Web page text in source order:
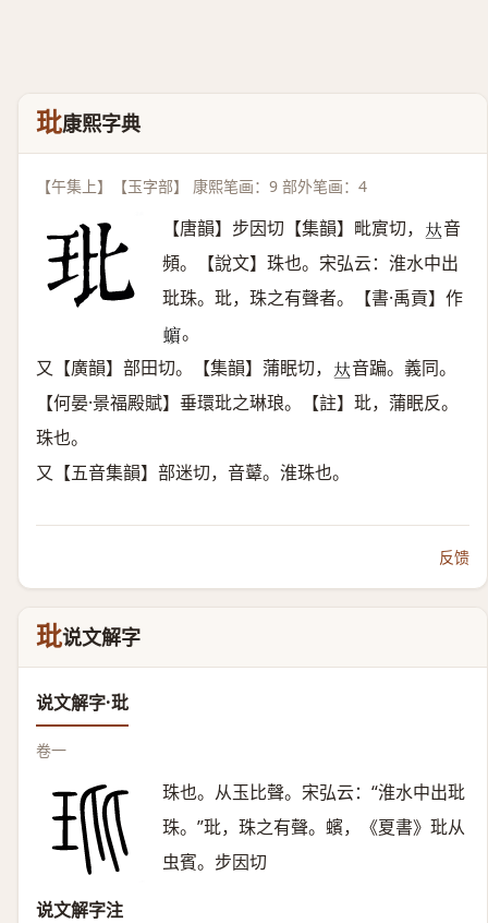
玭康熙字典
【午集上】【玉字部】 康熙笔画：9 部外笔画：4
【唐韻】步因切【集韻】毗賔切， 𠀤音
頻。【說文】珠也。宋弘云：淮水中出
玭珠。玭，珠之有聲者。【書·禹貢】作
𧓍 。
又【廣韻】部田切。【集韻】蒲眠切， 𠀤音蹁。義同。
【何晏·景福殿賦】垂環玭之琳琅。【註】玭，蒲眠反。
珠也。
又【五音集韻】部迷切，音鼙。淮珠也。
反馈
玭说文解字
说文解字·玭
卷一
珠也。从玉比聲。宋弘云：“淮水中出玭
珠。”玭，珠之有聲。蠙，《夏書》玭从
虫賓。步因切
说文解字注